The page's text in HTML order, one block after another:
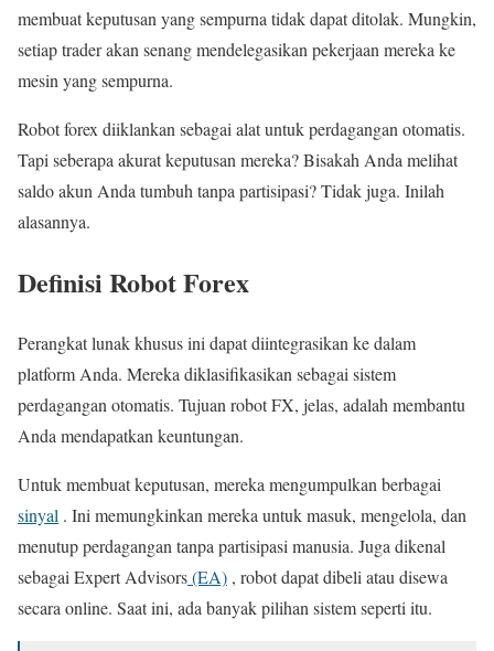
membuat keputusan yang sempurna tidak dapat ditolak. Mungkin,
setiap trader akan senang mendelegasikan pekerjaan mereka ke
mesin yang sempurna.
Robot forex diiklankan sebagai alat untuk perdagangan otomatis.
Tapi seberapa akurat keputusan mereka? Bisakah Anda melihat
saldo akun Anda tumbuh tanpa partisipasi? Tidak juga. Inilah
alasannya.
Definisi Robot Forex
Perangkat lunak khusus ini dapat diintegrasikan ke dalam
platform Anda. Mereka diklasifikasikan sebagai sistem
perdagangan otomatis. Tujuan robot FX, jelas, adalah membantu
Anda mendapatkan keuntungan.
Untuk membuat keputusan, mereka mengumpulkan berbagai
sinyal . Ini memungkinkan mereka untuk masuk, mengelola, dan
menutup perdagangan tanpa partisipasi manusia. Juga dikenal
sebagai Expert Advisors(EA) , robot dapat dibeli atau disewa
secara online. Saat ini, ada banyak pilihan sistem seperti itu.